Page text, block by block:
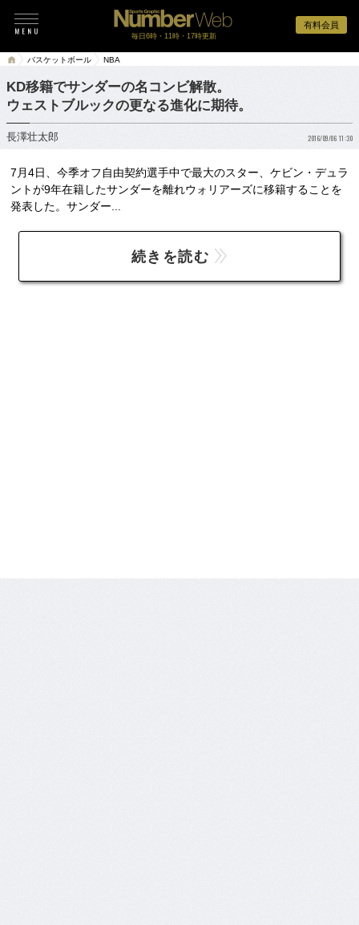
有料会員
毎日6時・11時・17時更新
バスケットボール NBA
KD移籍でサンダーの名コンビ解散。
ウェストブルックの更なる進化に期待。
長澤壮太郎 2016/09/06 11:30
7月4日、今季オフ自由契約選手中で最大のスター、ケビン・デュラ
ントが9年在籍したサンダーを離れウォリアーズに移籍することを
発表した。サンダー...
続きを読む